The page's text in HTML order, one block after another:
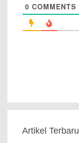
0 COMMENTS
Artikel Terbaru